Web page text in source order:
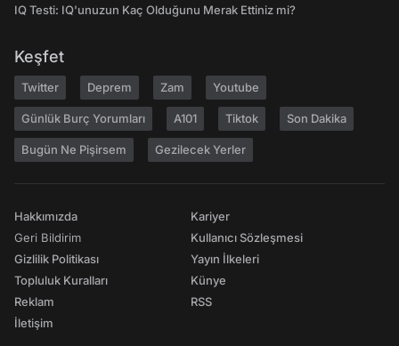
IQ Testi: IQ'unuzun Kaç Olduğunu Merak Ettiniz mi?
Keşfet
Twitter Deprem Zam Youtube
Günlük Burç Yorumları A101 Tiktok Son Dakika
Bugün Ne Pişirsem Gezilecek Yerler
Hakkımızda
Geri Bildirim
Gizlilik Politikası
Topluluk Kuralları
Reklam
İletişim
Kariyer
Kullanıcı Sözleşmesi
Yayın İlkeleri
Künye
RSS